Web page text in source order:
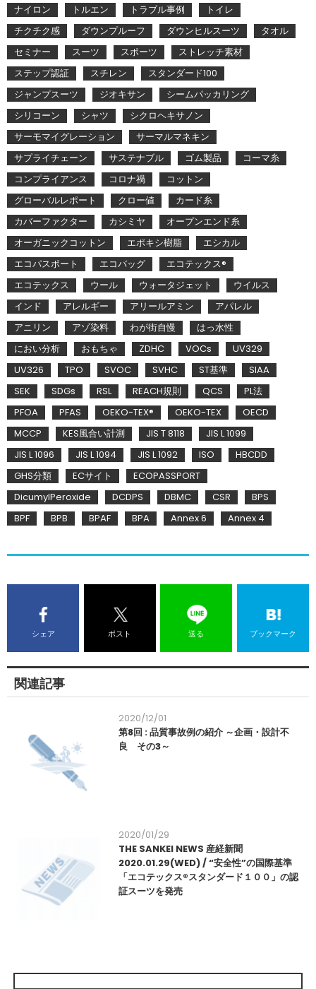
ナイロン トルエン トラブル事例
トイレ
チクチク感
ダウンプルーフ ダウンヒルスーツ
タオル
セミナー
スーツ スポーツ
ストレッチ素材
ステップ認証
スチレン
スタンダード100
ジャンプスーツ
ジオキサン
シームパッカリング
シリコーン
シャツ
シクロヘキサノン
サーモマイグレーション
サーマルマネキン
サプライチェーン
サステナブル ゴム製品
コーマ糸
コンプライアンス
コロナ禍
コットン
グローバルレポート
クロー値
カード糸
カバーファクター
カシミヤ
オープンエンド糸
オーガニックコットン
エポキシ樹脂
エシカル
エコパスポート
エコバッグ
エコテックス®
エコテックス
ウール ウォータジェット
ウイルス
インド
アレルギー アリールアミン
アパレル
アニリン
アゾ染料 わが街自慢
はっ水性
におい分析
おもちゃ ZDHC VOCs
UV329
UV326
TPO SVOC SVHC ST基準
SIAA
SEK
SDGs RSL REACH規則 QCS
PL法
PFOA
PFAS OEKO-TEX® OEKO-TEX
OECD
MCCP
KES風合い計測 JIS T 8118
JIS L 1099
JIS L 1096
JIS L 1094 JIS L 1092 ISO
HBCDD
GHS分類
ECサイト
ECOPASSPORT
DicumylPeroxide
DCDPS DBMC CSR
BPS
BPF
BPB BPAF BPA Annex 6 Annex 4
シェア ポスト 送る ブックマーク
関連記事
2020/12/01
第8回 : 品質事故例の紹介 ～企画・設計不
良 その3～
2020/01/29
THE SANKEI NEWS 産経新聞
2020.01.29(WED) / “安全性”の国際基準
「エコテックス®スタンダード１００」の認
証スーツを発売